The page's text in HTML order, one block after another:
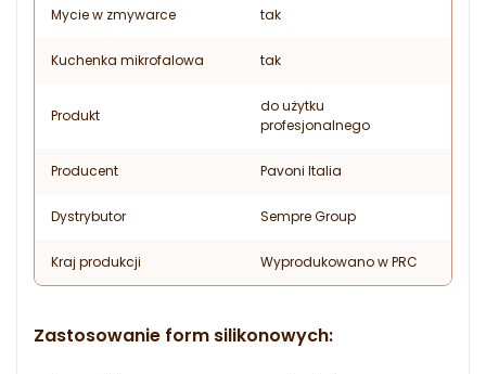
Mycie w zmywarce tak
Kuchenka mikrofalowa tak
Produkt
do użytku
profesjonalnego
Producent Pavoni Italia
Dystrybutor Sempre Group
Kraj produkcji Wyprodukowano w PRC
Zastosowanie form silikonowych: